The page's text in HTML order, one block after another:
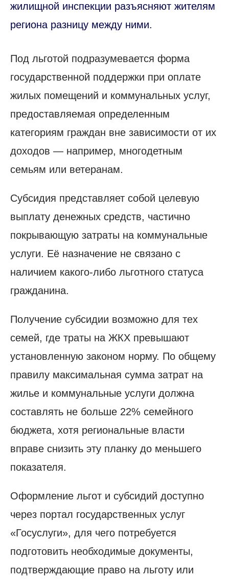
жилищной инспекции разъясняют жителям
региона разницу между ними.
Под льготой подразумевается форма
государственной поддержки при оплате
жилых помещений и коммунальных услуг,
предоставляемая определенным
категориям граждан вне зависимости от их
доходов — например, многодетным
семьям или ветеранам.
Субсидия представляет собой целевую
выплату денежных средств, частично
покрывающую затраты на коммунальные
услуги. Её назначение не связано с
наличием какого-либо льготного статуса
гражданина.
Получение субсидии возможно для тех
семей, где траты на ЖКХ превышают
установленную законом норму. По общему
правилу максимальная сумма затрат на
жилье и коммунальные услуги должна
составлять не больше 22% семейного
бюджета, хотя региональные власти
вправе снизить эту планку до меньшего
показателя.
Оформление льгот и субсидий доступно
через портал государственных услуг
«Госуслуги», для чего потребуется
подготовить необходимые документы,
подтверждающие право на льготу или